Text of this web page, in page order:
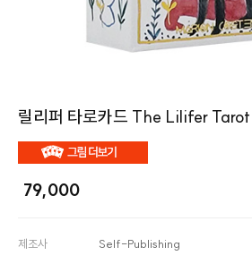
릴리퍼 타로카드 The Lilifer Tarot
79,000
제조사 Self-Publishing